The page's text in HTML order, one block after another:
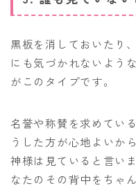
黒板を消しておいたり
にも気づかれないよう
がこのタイプです。
名誉や称賛を求めてい
うした方が心地よいか
神様は見ていると言い
なたのその背中をちゃ